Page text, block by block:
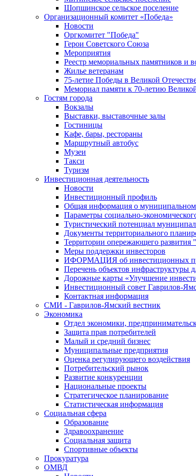
Шопшинское сельское поселение
Организационный комитет «Победа»
Новости
Оргкомитет "Победа"
Герои Советского Союза
Мероприятия
Реестр мемориальных памятников и
Жилье ветеранам
75-летие Победы в Великой
Мемориал памяти к 70-летию
Гостям города
Вокзалы
Выставки, выставочные залы
Гостиницы
Кафе, бары, рестораны
Маршрутный автобус
Музеи
Такси
Туризм
Инвестиционная деятельность
Новости
Инвестиционный профиль
Общая информация о муниципальном
Параметры социально-
Туристический потенциал
Документы территориального
Территории опережающего развития
Меры поддержки инвесторов
ИФОРМАЦИЯ об инвестиционных
Перечень объектов инфраструктуры
Дорожные карты «Улучшение
Инвестиционный совет Гаврилов-
Контактная информация
СМИ - Гаврилов-Ямский вестник
Экономика
Отдел экономики,
Защита прав потребителей
Малый и средний бизнес
Муниципальные предприятия
Оценка регулирующего воздействия
Потребительский рынок
Развитие конкуренции
Национальные проекты
Стратегическое планирование
Статистическая информация
Социальная сфера
Образование
Здравоохранение
Социальная защита
Спортивные объекты
Прокуратура
ОМВД